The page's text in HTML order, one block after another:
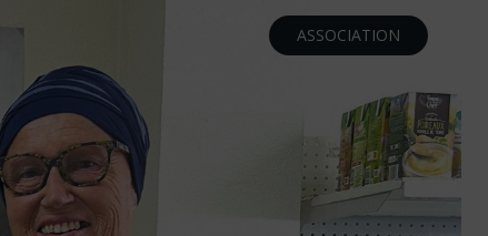
ASSOCIATION